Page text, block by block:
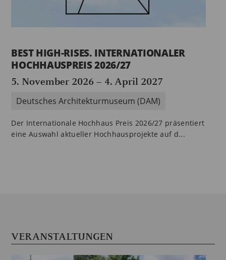
BEST HIGH-RISES. INTERNATIONALER
HOCHHAUSPREIS 2026/27
5. November 2026 – 4. April 2027
Deutsches Architekturmuseum (DAM)
Der Internationale Hochhaus Preis 2026/27 präsentiert
eine Auswahl aktueller Hochhausprojekte auf d...
VERANSTALTUNGEN